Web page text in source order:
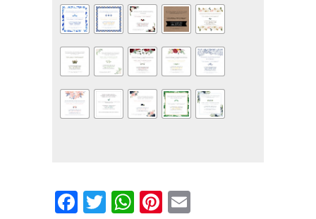
Facebook
Twitter
WhatsApp
Pinterest